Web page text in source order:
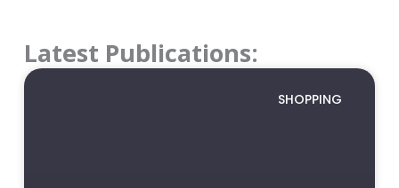
Latest Publications:
SHOPPING